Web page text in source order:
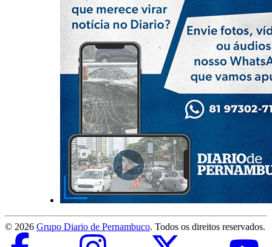
© 2026 Grupo Diario de Pernambuco. Todos os direitos reservados.